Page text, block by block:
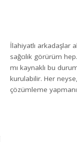
İlahiyatlı arkadaşlar
sağcılık görürüm
mı kaynaklı bu
kurulabilir. Her
çözümleme